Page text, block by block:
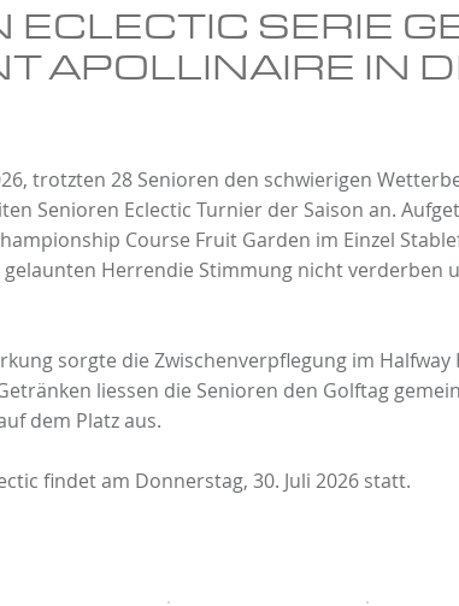
ECLECTIC SERIE
APOLLINAIRE IN
trotzten 28 Senioren den schwierigen
Senioren Eclectic Turnier der Saison an.
Course Fruit Garden im Einzel
gelaunten Herrendie Stimmung nicht verderben
sorgte die Zwischenverpflegung im Halfway
liessen die Senioren den Golftag
dem Platz aus.
findet am Donnerstag, 30. Juli 2026 statt.